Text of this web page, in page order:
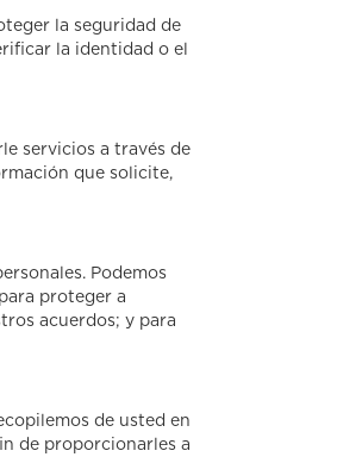
la seguridad de
la identidad o el
servicios a través de
que solicite,
Podemos
proteger a
acuerdos; y para
de usted en
de proporcionarles a